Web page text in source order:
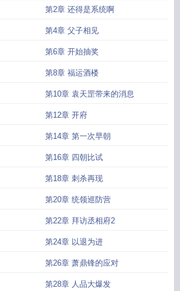
第2章 还得是系统啊
第4章 父子相见
第6章 开始抽奖
第8章 福运酒楼
第10章 袁天罡带来的消息
第12章 开府
第14章 第一次早朝
第16章 四朝比试
第18章 刺杀再现
第20章 统领巡防营
第22章 拜访丞相府2
第24章 以退为进
第26章 萧鼎锋的应对
第28章 人品大爆发